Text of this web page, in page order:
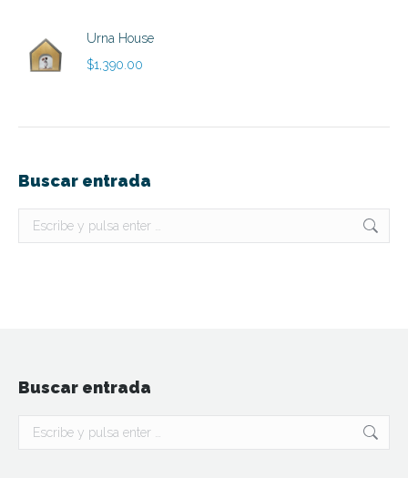
Urna House
$1,390.00
Buscar entrada
Buscar:
Buscar entrada
Buscar: